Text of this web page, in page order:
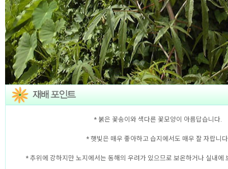
* 붉은 꽃송이와 색다른 꽃모양이 아름답습니다.
* 햇빛은 매우 좋아하고 습지에서도 매우 잘 자랍니
* 추위에 강하지만 노지에서는 동해의 우려가 있으므로 보온하거나 실내에